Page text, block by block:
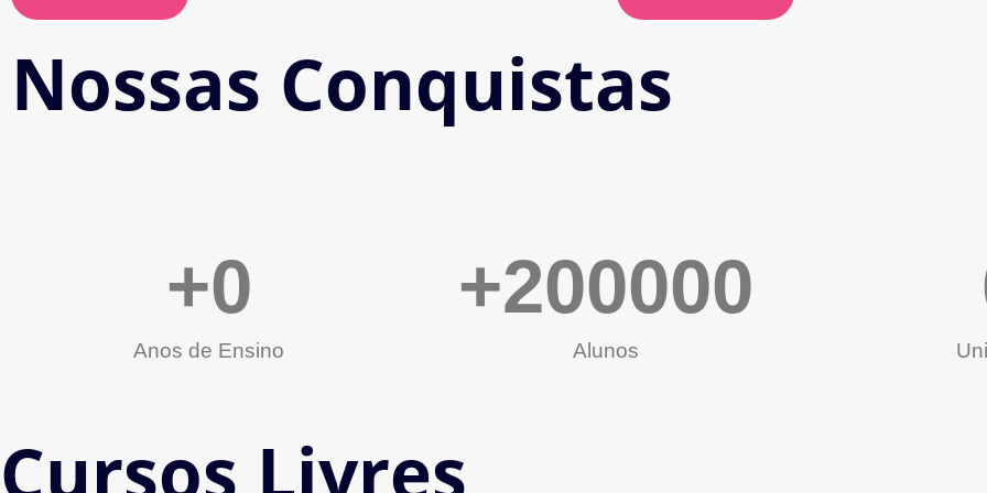
Nossas Conquistas
Anos de Ensino
+0
Alunos
+200000
Cursos Livres